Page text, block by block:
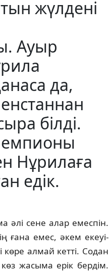
жүлдені
Ауыр
да,
білді.
Нұрилаға
едік.
сене алар емес­пін.
ғана емес, әкем екеуі­
көре алмай кет­ті. Содан
жасыма ерік бердім.